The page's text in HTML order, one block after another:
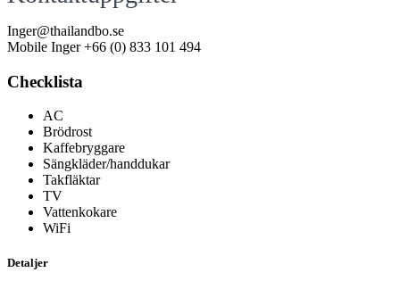
Inger@thailandbo.se
Mobile Inger +66 (0) 833 101 494
Checklista
AC
Brödrost
Kaffebryggare
Sängkläder/handdukar
Takfläktar
TV
Vattenkokare
WiFi
Detaljer